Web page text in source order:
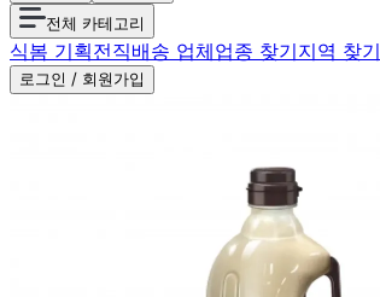
전체 카테고리
식봄 기획전직배송 업체업종 찾기지역 찾기
로그인 / 회원가입